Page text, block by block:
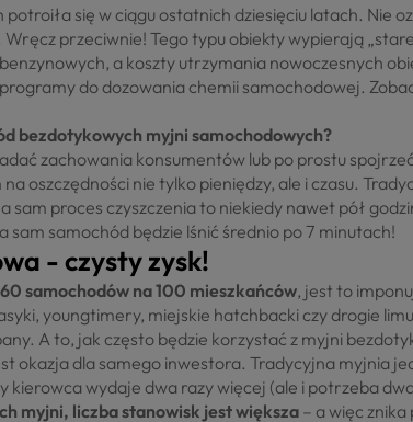
się w ciągu ostatnich dziesięciu latach. Nie
przeciwnie! Tego typu obiekty wypierają
a koszty utrzymania nowoczesnych
do dozowania chemii samochodowej.
bezdotykowych myjni samochodowych?
zachowania konsumentów lub po prostu
oszczędności nie tylko pieniędzy, ale i czasu.
sam proces czyszczenia to niekiedy nawet pół
sam samochód będzie lśnić średnio po 7 minutach!
- czysty zysk!
samochodów na 100 mieszkańców, jest to
youngtimery, miejskie hatchbacki czy drogie
A to, jak często będzie korzystać z myjni
okazja dla samego inwestora. Tradycyjna myjnia
kierowca wydaje dwa razy więcej (ale i potrzeba
myjni, liczba stanowisk jest większa– a więc znika